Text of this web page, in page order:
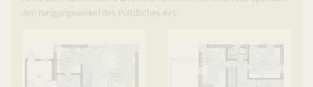
den Neigungswinkel des Pultdaches ein.